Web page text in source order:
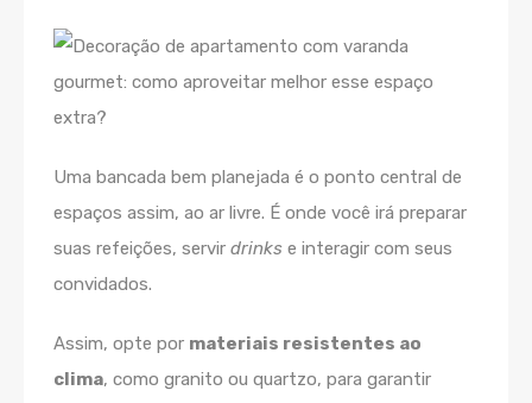
Uma bancada bem planejada é o ponto central de
espaços assim, ao ar livre. É onde você irá preparar
suas refeições, servir drinks e interagir com seus
convidados.
Assim, opte por materiais resistentes ao
clima, como granito ou quartzo, para garantir